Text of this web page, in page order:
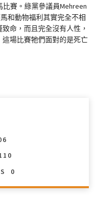
比賽。綠黨參議員Mehreen
和動物福利其實完全不相
命，而且完全沒有人性，
場比賽牠們面對的是死亡
0